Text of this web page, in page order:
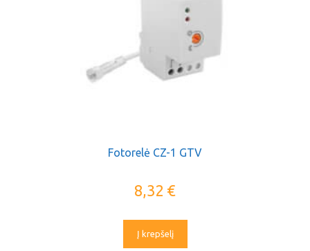
Fotorelė CZ-1 GTV
8,32 €
Į krepšelį